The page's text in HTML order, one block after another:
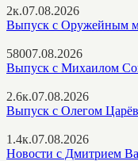
2к.07.08.2026
Выпуск с Оружейным
58007.08.2026
Выпуск с Михаилом
2.6к.07.08.2026
Выпуск с Олегом
1.4к.07.08.2026
Новости с Дмитрием